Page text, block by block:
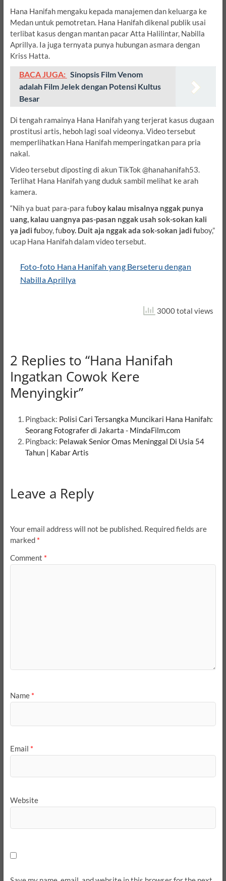
Hana Hanifah mengaku kepada manajemen dan keluarga ke
Medan untuk pemotretan. Hana Hanifah dikenal publik usai
terlibat kasus dengan mantan pacar Atta Halilintar, Nabilla
Aprillya. Ia juga ternyata punya hubungan asmara dengan
Kriss Hatta.
BACA JUGA: Sinopsis Film Venom
adalah Film Jelek dengan Potensi Kultus
Besar
Di tengah ramainya Hana Hanifah yang terjerat kasus dugaan
prostitusi artis, heboh lagi soal videonya. Video tersebut
memperlihatkan Hana Hanifah memperingatkan para pria
nakal.
Video tersebut diposting di akun TikTok @hanahanifah53.
Terlihat Hana Hanifah yang duduk sambil melihat ke arah
kamera.
“Nih ya buat para-para fuboy kalau misalnya nggak punya
uang, kalau uangnya pas-pasan nggak usah sok-sokan kali
ya jadi fuboy, fuboy. Duit aja nggak ada sok-sokan jadi fuboy,”
ucap Hana Hanifah dalam video tersebut.
Foto-foto Hana Hanifah yang Berseteru dengan
Nabilla Aprillya
3000 total views
2 Replies to “Hana Hanifah
Ingatkan Cowok Kere
Menyingkir”
Pingback: Polisi Cari Tersangka Muncikari Hana Hanifah:
Seorang Fotografer di Jakarta - MindaFilm.com
Pingback: Pelawak Senior Omas Meninggal Di Usia 54
Tahun | Kabar Artis
Leave a Reply
Your email address will not be published. Required fields are
marked *
Comment *
Name *
Email *
Website